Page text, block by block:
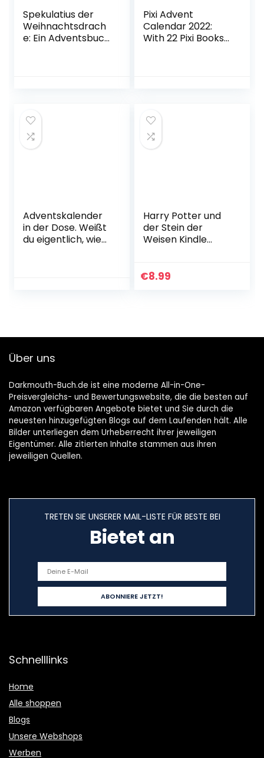
Spekulatius der
Weihnachtsdrach
e: Ein Adventsbuch
Pixi Advent
Calendar 2022:
With 22 Pixi Books
Adventskalender
in der Dose. Weißt
du eigentlich, wie
Harry Potter und
der Stein der
Weisen Kindle
€8.99
Über uns
Darkmouth-Buch.de ist eine moderne All-in-One-
Preisvergleichs- und Bewertungswebsite, die die besten auf
Amazon verfügbaren Angebote bietet und Sie durch die
neuesten hinzugefügten Blogs auf dem Laufenden hält. Alle
Bilder unterliegen dem Urheberrecht ihrer jeweiligen
Eigentümer. Alle zitierten Inhalte stammen aus ihren
jeweiligen Quellen.
TRETEN SIE UNSERER MAIL-LISTE FÜR BESTE BEI
Bietet an
Schnelllinks
Home
Alle shoppen
Blogs
Unsere Webshops
Werben